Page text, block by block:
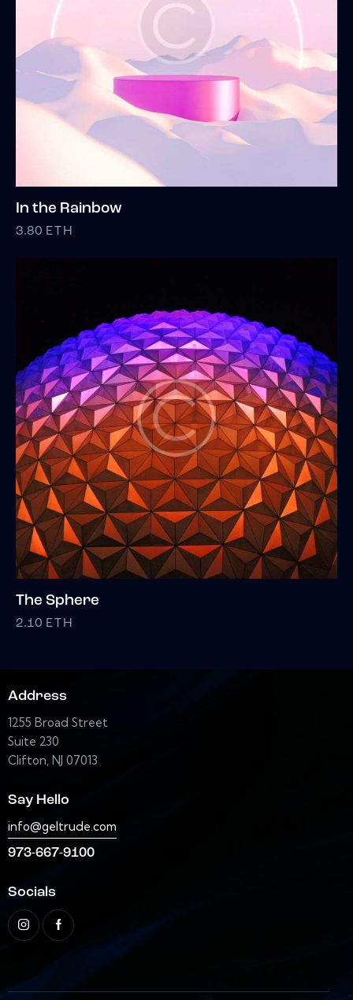
In the Rainbow
3.80 ETH
The Sphere
2.10 ETH
Address
1255 Broad Street
Suite 230
Clifton, NJ 07013
Say Hello
info@geltrude.com
973-667-9100
Socials